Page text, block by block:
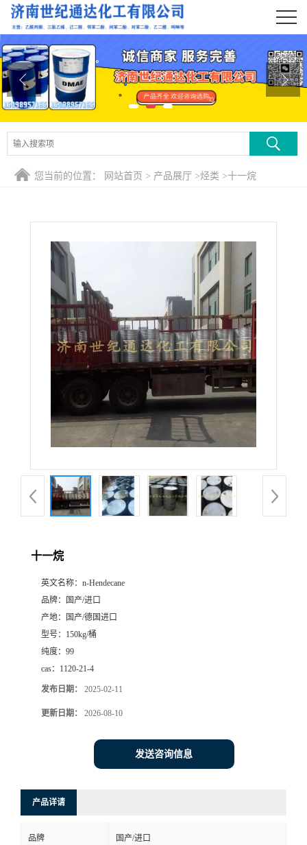
公司首页
公司介绍
公司动态
产品展厅
证书荣誉
您当前的位置： 网站首页 > 产品展厅 >烃类 >十一烷
十一烷
英文名称： n-Hendecane
品牌：
国产/进口
产地：
国产/德国进口
型号： 150kg/桶
纯度： 99
cas： 1120-21-4
发布日期： 2025-02-11
更新日期： 2026-08-10
发送咨询信息
产品详请
品牌 国产/进口